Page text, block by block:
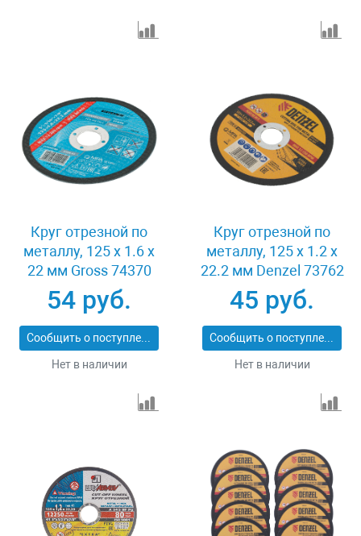
Круг отрезной по
металлу, 125 х 1.6 х
22 мм Gross 74370
54 руб.
Сообщить о поступлении
Нет в наличии
Круг отрезной по
металлу, 125 х 1.2 х
22.2 мм Denzel 73762
45 руб.
Сообщить о поступлении
Нет в наличии